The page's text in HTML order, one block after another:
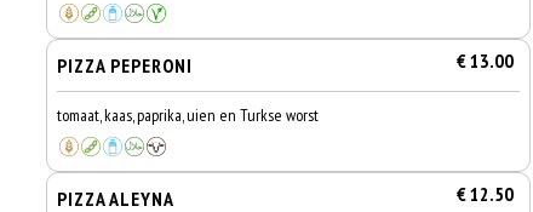
PIZZA PEPERONI € 13.00
tomaat, kaas, paprika, uien en Turkse worst
PIZZA ALEYNA € 12.50